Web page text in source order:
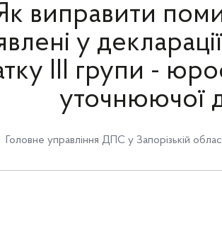
виправити
у
ІІІ групи -
уточнюючої
Головне управління ДПС у Запорізькій